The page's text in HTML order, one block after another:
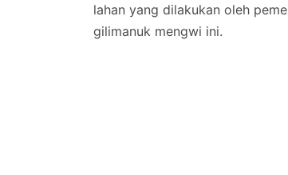
lahan yang dilakukan oleh
gilimanuk mengwi ini.